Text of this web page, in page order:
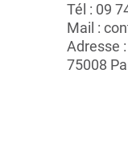
Tél : 09
Mail :
Adresse
75008